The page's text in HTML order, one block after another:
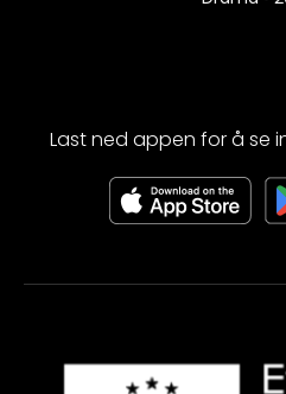
Last ned appen for å se